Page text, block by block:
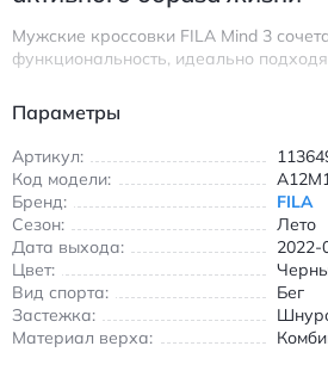
Мужские кроссовки FILA Mind 3
функциональность, идеально подходя
элементами TPU, обеспечивающими
стопы. Амортизирующая подошва
нагрузки, делая каждый шаг
надежно фиксирует ногу, а низкий
свободу движений.
Эти кроссовки подойдут для
на стадионе или прогулок по городу.
воздухопроницаемая конструкция
в теплое время года. Черный цвет с
легко сочетается с любым спортивным
Параметры
Артикул:
Код модели:
Бренд:
FILA
Сезон:
Лето
Дата выхода:
2022-
Цвет:
Вид спорта:
Бег
Застежка:
Материал верха: